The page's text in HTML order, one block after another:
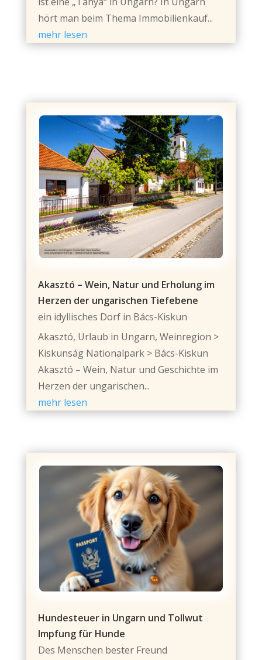
hört man beim Thema Immobilienkauf...
mehr lesen
Akasztó – Wein, Natur und Erholung im
Herzen der ungarischen Tiefebene
ein idyllisches Dorf in Bács-Kiskun
Akasztó, Urlaub in Ungarn, Weinregion >
Kiskunság Nationalpark > Bács-Kiskun
Akasztó – Wein, Natur und Geschichte im
Herzen der ungarischen...
mehr lesen
Hundesteuer in Ungarn und Tollwut
Impfung für Hunde
Des Menschen bester Freund